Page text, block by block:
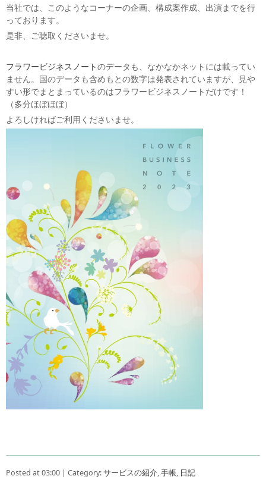
当社では、このようなコーナーの企画、構成案作成、出演までを行
っております。
是非、ご聴取くださいませ。
フラワービジネスノートのデータも、なかなかネットには載ってい
ません。国のデータも含めもとの数字は発表されていますが、見や
すい形でまとまっているのはフラワービジネスノートだけです！
（多分ほぼほぼ）
よろしければご利用くださいませ。
Posted at 03:00 | Category:サービスの紹介,手帳, 日記